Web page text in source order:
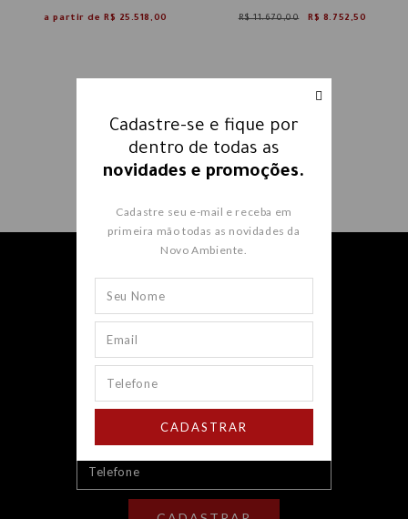
a partir de R$ 25.518,00 R$ 11.670,00 R$ 8.752,50
Receba nossos e-mails e fique
por dentro
novidades e promoções.
Cadastre-se e fique por
dentro de todas as
novidades e promoções.
Cadastre seu e-mail e receba em
primeira mão todas as novidades da
Novo Ambiente.
CADASTRAR